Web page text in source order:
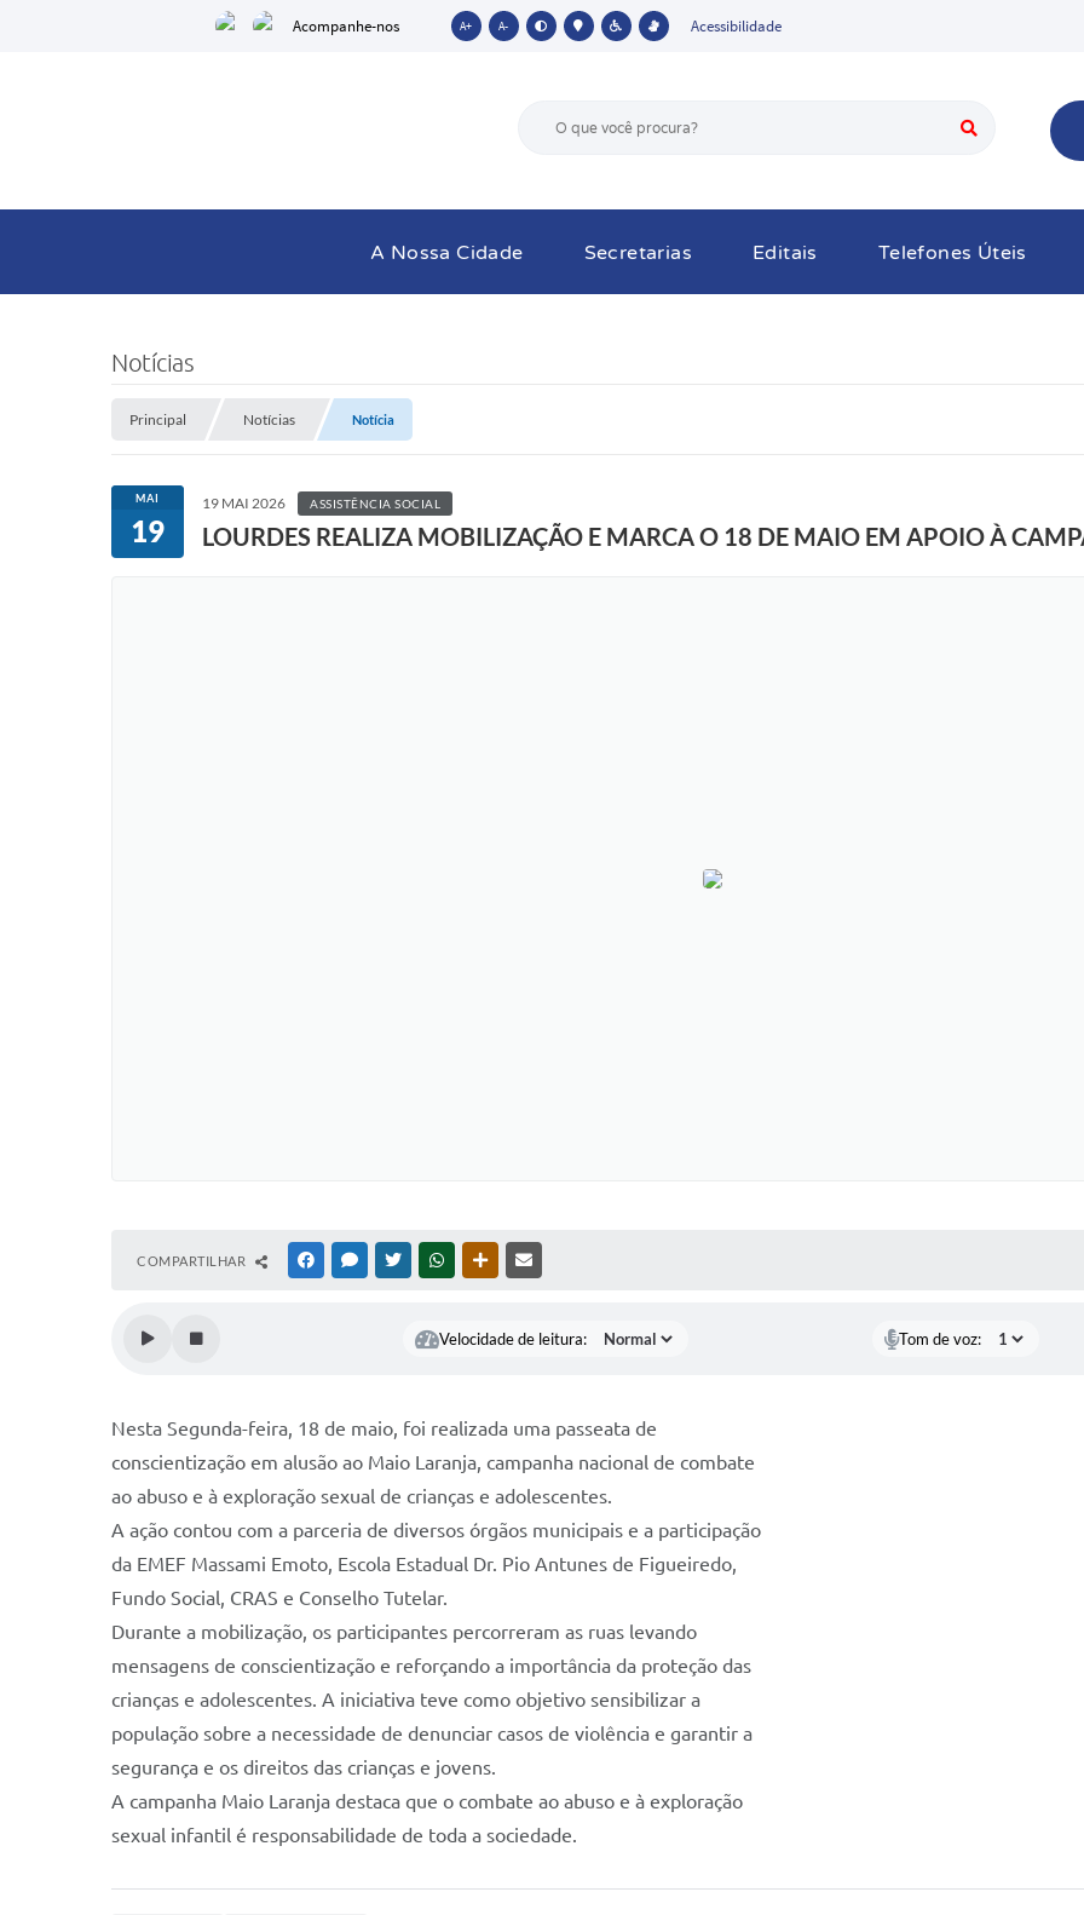
Acompanhe-nos A+ A- Acessibilidade
A Nossa Cidade Secretarias Editais Telefones Úteis
Notícias
Principal Notícias Notícia
MAI
19
19 MAI 2026 ASSISTÊNCIA SOCIAL
LOURDES REALIZA MOBILIZAÇÃO E MARCA O 18 DE MAIO EM APOIO À
COMPARTILHAR FACEBOOKMESSENGER
TWITTERWHATSAPPOUTRAS MÍDIAS
Velocidade de leitura: Tom de voz:
Nesta Segunda-feira, 18 de maio, foi realizada uma passeata de
conscientização em alusão ao Maio Laranja, campanha nacional de combate
ao abuso e à exploração sexual de crianças e adolescentes.
A ação contou com a parceria de diversos órgãos municipais e a participação
da EMEF Massami Emoto, Escola Estadual Dr. Pio Antunes de Figueiredo,
Fundo Social, CRAS e Conselho Tutelar.
Durante a mobilização, os participantes percorreram as ruas levando
mensagens de conscientização e reforçando a importância da proteção das
crianças e adolescentes. A iniciativa teve como objetivo sensibilizar a
população sobre a necessidade de denunciar casos de violência e garantir a
segurança e os direitos das crianças e jovens.
A campanha Maio Laranja destaca que o combate ao abuso e à exploração
sexual infantil é responsabilidade de toda a sociedade.